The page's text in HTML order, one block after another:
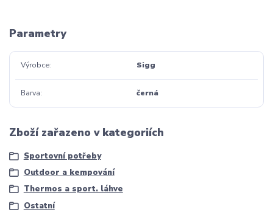
Parametry
Výrobce Sigg
Barva černá
Zboží zařazeno v kategoriích
Sportovní potřeby
Outdoor a kempování
Thermos a sport. láhve
Ostatní